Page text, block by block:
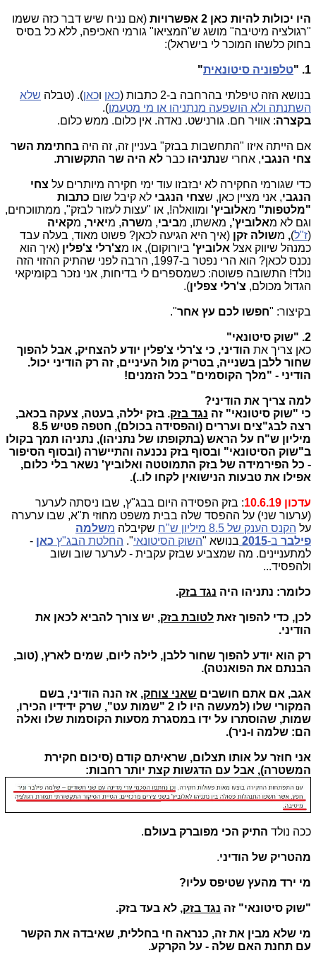
היו יכולות להיות כאן 2 אפשרויות
(אם נניח שיש דבר כזה ששמו
"רגולציה מיטיבה" מושג ש"המציאו" גורמי האכיפה, ללא כל בסיס
בחוק כלשהו המוכר לי בישראל):
1. " טלפוניה סיטונאית"
בנושא הזה טיפלתי בהרחבה ב-2 כתבות ( כאן וכאן). (טבלה שלא
השתנתה ולא הושפעה מנתניהו או מי מטעמו).
בקצרה: אוויר חם. גורנישט. נאדה. אין כלום. ממש כלום.
אם הייתה איזו "התחשבות בבזק" בעניין זה, זה היה בחתימת השר
צחי הנגבי, אחרי שנתניהו כבר לא היה שר התקשורת.
כדי שגורמי החקירה לא יבזבזו עוד ימי חקירה מיותרים על צחי
הנגבי, אני מציין כאן, שצחי הנגבי לא קיבל שום כתבות
"מלטפות" מאלוביץ' ומוואלה!, או "עצות לעזור לבזק", ממתווכחים,
וגם לא מאלוביץ', מאשתו, מביבי, משרה, מיאיר, מקאיה
(ז"ל)
, משולה זקן (איך היא הגיעה לכאן? פשוט מאוד, בעלה עבד
כמנהל שיווק אצל אלוביץ' ביורוקום), או מצ'רלי צ'פלין (איך הוא
נכנס לכאן? הוא הרי נפטר ב-1997, הרבה לפני שהתיק ההזוי הזה
נולד! התשובה פשוטה: כשמספרים לי בדיחות, אני נזכר בקומיקאי
הגדול מכולם, צ'רלי צפלין).
בקיצור: "חפשו לכם עץ אחר".
2. "שוק סיטונאי"
כאן צריך את הודיני, כי צ'רלי צ'פלין יודע להצחיק, אבל להפוך
שחור ללבן בשנייה, בטריק מול העיניים, זה רק הודיני יכול.
הודיני - "מלך הקוסמים" בכל הזמנים!
למה צריך את הודיני?
כי "שוק סיטונאי" זה נגד בזק. בזק יללה, בעטה, צעקה בכאב,
רצה לבג"צים ועררים (והפסידה בכולם), חטפה פטיש 8.5
מיליון ש"ח על הראש (בתקופתו של נתניהו), נתניהו תמך בקולו
ב"שוק הסיטונאי" ובסוף בזק נכנעה והתיישרה (ובסוף הסיפור
- כל הפירמידה של בזק התמוטטה ואלוביץ' נשאר בלי כלום,
אפילו את טבעות הנישואין לקחו לו..).
עדכון 10.6.19
: בזק הפסידה היום בבג"ץ, שבו ניסתה לערער
(ערעור שני) על ההפסד שלה בבית משפט מחוזי ת"א, שבו ערערה
על הקנס הענק של 8.5 מיליון ש"ח שקיבלה משלמה
פילבר ב-2015 בנושא "השוק הסיטונאי". החלטת הבג"ץ כאן -
למתעניינים. מה שמצביע שבזק עקבית - לערער שוב ושוב
ולהפסיד...
כלומר: נתניהו היה נגד בזק.
לכן, כדי להפוך זאת לטובת בזק, יש צורך להביא לכאן את
הודיני.
רק הוא יודע להפוך שחור ללבן, לילה ליום, שמים לארץ, (טוב,
הבנתם את הפואנטה).
אגב, אם אתם חושבים שאני צוחק, אז הנה הודיני, בשם
המקורי שלו (למעשה היו לו 2 "שמות עט", שרק ידידיו הכירו,
שמות, שהוסתרו על ידו במסגרת מסעות הקוסמות שלו ואלה
הם: שלמה ו-ניר).
אני חוזר על אותו תצלום, שראיתם קודם (סיכום חקירת
המשטרה), אבל עם הדגשות קצת יותר רחבות:
ככה נולד התיק הכי מפוברק בעולם.
מהטריק של הודיני.
מי ירד מהעץ שטיפס עליו?
"שוק סיטונאי" זה נגד בזק, לא בעד בזק.
מי שלא מבין את זה, כנראה חי בחללית, שאיבדה את הקשר
עם תחנת האם שלה - על הקרקע.